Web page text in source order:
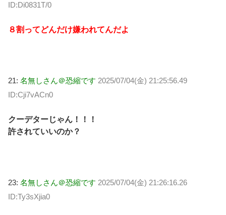
ID:Di0831T/0
８割ってどんだけ嫌われてんだよ
21: 名無しさん＠恐縮です 2025/07/04(金) 21:25:56.49
ID:Cji7vACn0
クーデターじゃん！！！
許されていいのか？
23: 名無しさん＠恐縮です 2025/07/04(金) 21:26:16.26
ID:Ty3sXjia0